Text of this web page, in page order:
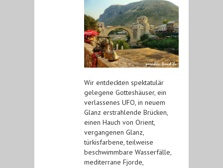
Wir entdeckten spektatulär
gelegene Gotteshäuser, ein
verlassenes UFO, in neuem
Glanz erstrahlende Brücken,
einen Hauch von Orient,
vergangenen Glanz,
türkisfarbene, teilweise
beschwimmbare Wasserfälle,
mediterrane Fjorde,